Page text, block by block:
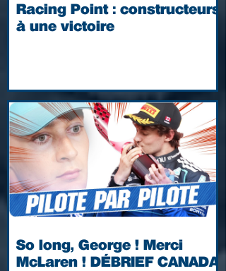
Racing Point : constructeurs
à une victoire
So long, George ! Merci
McLaren ! DÉBRIEF CANADA